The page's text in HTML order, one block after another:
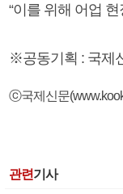
“이를 위해 어업
※공동기획 : 국제
ⓒ국제신문
관련기사